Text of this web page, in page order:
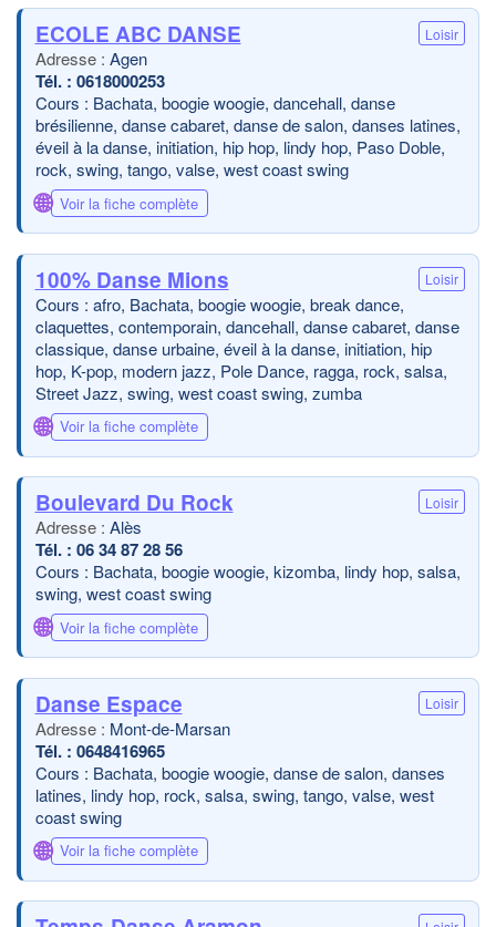
ECOLE ABC DANSE Loisir
Agen
0618000253
Cours : Bachata, boogie woogie, dancehall, danse
brésilienne, danse cabaret, danse de salon, danses latines,
éveil à la danse, initiation, hip hop, lindy hop, Paso Doble,
rock, swing, tango, valse, west coast swing
🌐 Voir la fiche complète
100% Danse Mions Loisir
Cours : afro, Bachata, boogie woogie, break dance,
claquettes, contemporain, dancehall, danse cabaret, danse
classique, danse urbaine, éveil à la danse, initiation, hip
hop, K-pop, modern jazz, Pole Dance, ragga, rock, salsa,
Street Jazz, swing, west coast swing, zumba
🌐 Voir la fiche complète
Boulevard Du Rock Loisir
Alès
06 34 87 28 56
Cours : Bachata, boogie woogie, kizomba, lindy hop, salsa,
swing, west coast swing
🌐 Voir la fiche complète
Danse Espace Loisir
Mont-de-Marsan
0648416965
Cours : Bachata, boogie woogie, danse de salon, danses
latines, lindy hop, rock, salsa, swing, tango, valse, west
coast swing
🌐 Voir la fiche complète